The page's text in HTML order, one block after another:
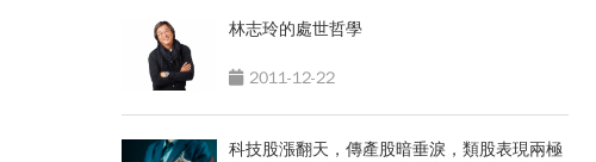
林志玲的處世哲學
2011-12-22
科技股漲翻天，傳產股暗垂淚，類股表現兩極